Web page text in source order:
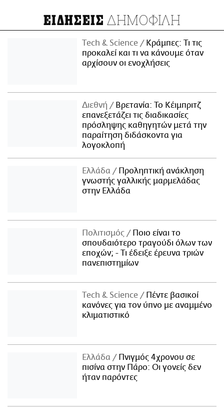
ΕΙΔΗΣΕΙΣ ΔΗΜΟΦΙΛΗ
Τech & Science
Κράμπες: Τι τις
προκαλεί και τι να κάνουμε όταν
αρχίσουν οι ενοχλήσεις
Διεθνή
Βρετανία: Το Κέιμπριτζ
επανεξετάζει τις διαδικασίες
πρόσληψης καθηγητών μετά την
παραίτηση διδάσκοντα για
λογοκλοπή
Ελλάδα
Προληπτική ανάκληση
γνωστής γαλλικής μαρμελάδας
στην Ελλάδα
Πολιτισμός
Ποιο είναι το
σπουδαιότερο τραγούδι όλων των
εποχών; - Τι έδειξε έρευνα τριών
πανεπιστημίων
Τech & Science
Πέντε βασικοί
κανόνες για τον ύπνο με αναμμένο
κλιματιστικό
Ελλάδα
Πνιγμός 4χρονου σε
πισίνα στην Πάρο: Οι γονείς δεν
ήταν παρόντες